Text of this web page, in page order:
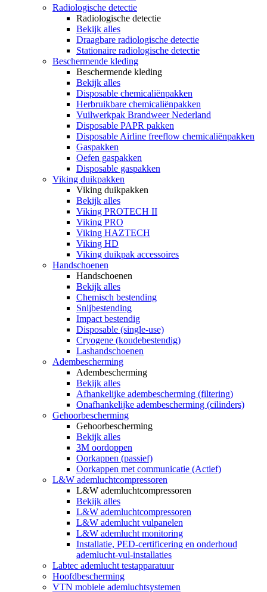
Radiologische detectie
Radiologische detectie
Bekijk alles
Draagbare radiologische detectie
Stationaire radiologische detectie
Beschermende kleding
Beschermende kleding
Bekijk alles
Disposable chemicaliënpakken
Herbruikbare chemicaliënpakken
Vuilwerkpak Brandweer Nederland
Disposable PAPR pakken
Disposable Airline freeflow chemicaliënpakken
Gaspakken
Oefen gaspakken
Disposable gaspakken
Viking duikpakken
Viking duikpakken
Bekijk alles
Viking PROTECH II
Viking PRO
Viking HAZTECH
Viking HD
Viking duikpak accessoires
Handschoenen
Handschoenen
Bekijk alles
Chemisch bestending
Snijbestending
Impact bestendig
Disposable (single-use)
Cryogene (koudebestendig)
Lashandschoenen
Adembescherming
Adembescherming
Bekijk alles
Afhankelijke adembescherming (filtering)
Onafhankelijke adembescherming (cilinders)
Gehoorbescherming
Gehoorbescherming
Bekijk alles
3M oordoppen
Oorkappen (passief)
Oorkappen met communicatie (Actief)
L&W ademluchtcompressoren
L&W ademluchtcompressoren
Bekijk alles
L&W ademluchtcompressoren
L&W ademlucht vulpanelen
L&W ademlucht monitoring
Installatie, PED-certificering en onderhoud
ademlucht-vul-installaties
Labtec ademlucht testapparatuur
Hoofdbescherming
VTN mobiele ademluchtsystemen